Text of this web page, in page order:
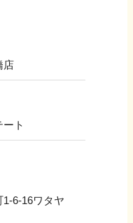
店
ト
6-16ワタヤ